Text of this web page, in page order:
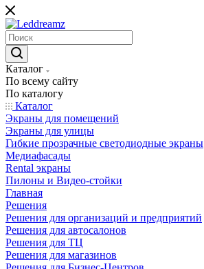
Каталог
По всему сайту
По каталогу
Каталог
Экраны для помещений
Экраны для улицы
Гибкие прозрачные светодиодные экраны
Медиафасады
Rental экраны
Пилоны и Видео-стойки
Главная
Решения
Решения для организаций и предприятий
Решения для автосалонов
Решения для ТЦ
Решения для магазинов